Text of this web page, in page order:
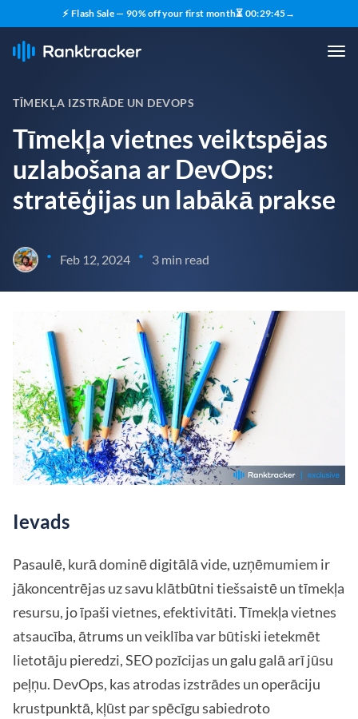
⚡ Flash Sale — 90% off your first month⏳ 00:29:44→
TĪMEKĻA IZSTRĀDE UN DEVOPS
Tīmekļa vietnes veiktspējas
uzlabošana ar DevOps:
stratēģijas un labākā prakse
• Feb 12, 2024 • 3 min read
Ievads
Pasaulē, kurā dominē digitālā vide, uzņēmumiem ir
jākoncentrējas uz savu klātbūtni tiešsaistē un tīmekļa
resursu, jo īpaši vietnes, efektivitāti. Tīmekļa vietnes
atsaucība, ātrums un veiklība var būtiski ietekmēt
lietotāju pieredzi, SEO pozīcijas un galu galā arī jūsu
peļņu. DevOps, kas atrodas izstrādes un operāciju
krustpunktā, kļūst par spēcīgu sabiedroto